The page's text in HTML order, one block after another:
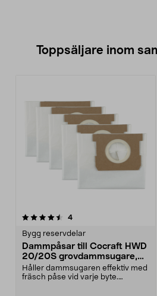
Toppsäljare inom
4recensioner
Bygg reservdelar
Dammpåsar till Cocraft HWD
20/20S grovdammsugare,
5-pack
Håller dammsugaren effektiv med
fräsch påse vid varje byte.
4.5 av 5 stjärnor